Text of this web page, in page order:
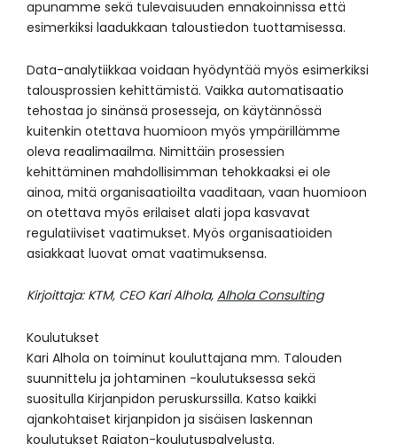
apunamme sekä tulevaisuuden ennakoinnissa että
esimerkiksi laadukkaan taloustiedon tuottamisessa.
Data-analytiikkaa voidaan hyödyntää myös esimerkiksi
talousprossien kehittämistä. Vaikka automatisaatio
tehostaa jo sinänsä prosesseja, on käytännössä
kuitenkin otettava huomioon myös ympärillämme
oleva reaalimaailma. Nimittäin prosessien
kehittäminen mahdollisimman tehokkaaksi ei ole
ainoa, mitä organisaatioilta vaaditaan, vaan huomioon
on otettava myös erilaiset alati jopa kasvavat
regulatiiviset vaatimukset. Myös organisaatioiden
asiakkaat luovat omat vaatimuksensa.
Kirjoittaja: KTM, CEO Kari Alhola, Alhola Consulting
Koulutukset
Kari Alhola on toiminut kouluttajana mm. Talouden
suunnittelu ja johtaminen -koulutuksessa sekä
suositulla Kirjanpidon peruskurssilla. Katso kaikki
ajankohtaiset kirjanpidon ja sisäisen laskennan
koulutukset Rajaton-koulutuspalvelusta.